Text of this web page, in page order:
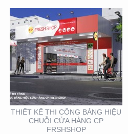
THIẾT KẾ THI CÔNG BẢNG HIỆU
CHUỖI CỬA HÀNG CP
FRSHSHOP
THIẾT KẾ NHẬN DIỆN
THƯƠNG HIỆU MINH
BOUTIQUE VIETNAM